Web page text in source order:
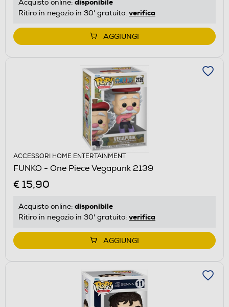
Acquisto online: disponibile
Ritiro in negozio in 30' gratuito: verifica
AGGIUNGI
ACCESSORI HOME ENTERTAINMENT
FUNKO - One Piece Vegapunk 2139
€ 15,90
Acquisto online: disponibile
Ritiro in negozio in 30' gratuito: verifica
AGGIUNGI